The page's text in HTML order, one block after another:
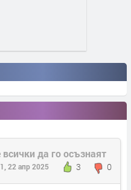
да го осъзнаят
3 0
22 апр 2025